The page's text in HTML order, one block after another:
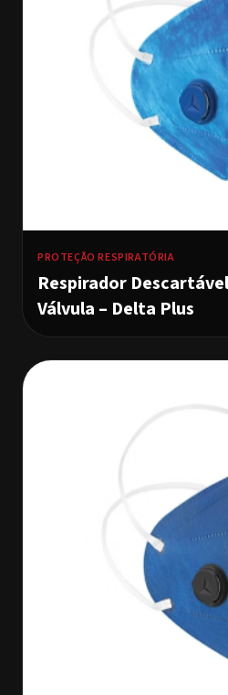
PROTEÇÃO RESPIRATÓRIA
Respirador
Válvula – Delta Plus